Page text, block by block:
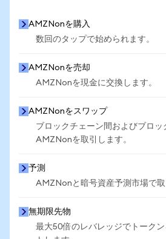
AMZNonを購入
数回のタップで始められます。
AMZNonを売却
AMZNonを現金に交換します。
AMZNonをスワップ
ブロックチェーン間およびブロッ
AMZNonを取引します。
予測
AMZNonと暗号資産予測市場で取
無期限先物
最大50倍のレバレッジでトーク